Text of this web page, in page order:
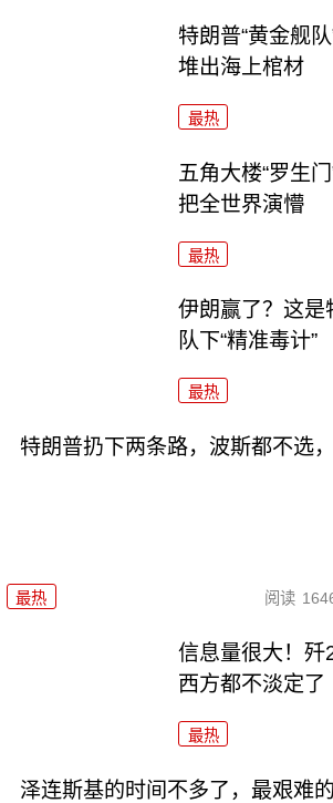
特朗普“黄金舰
堆出海上棺材
最热
五角大楼“罗生
把全世界演懵
最热
伊朗赢了？这是
队下“精准毒计”
最热
特朗普扔下两条路，波斯都不选
最热 阅读
信息量很大！
西方都不淡定了
最热
泽连斯基的时间不多了，最艰难